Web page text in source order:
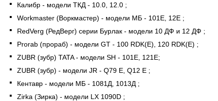
Калибр - модели ТКД - 10.0, 12.0 ;
Workmaster (Воркмастер) - модели МБ - 101E, 12E ;
RedVerg (РедВерг) серии Бурлак - модели 10 ДФ и 12 ДФ ;
Prorab (прораб) - модели GT - 100 RDK(E), 120 RDK(E) ;
ZUBR (зубр) TATA - модели SH - 101E, 121E;
ZUBR (зубр) - модели JR - Q79 E, Q12 E ;
Кентавр - модели МБ - 1081Д, 1013Д ;
Zirka (Зирка) - модели LX 1090D ;